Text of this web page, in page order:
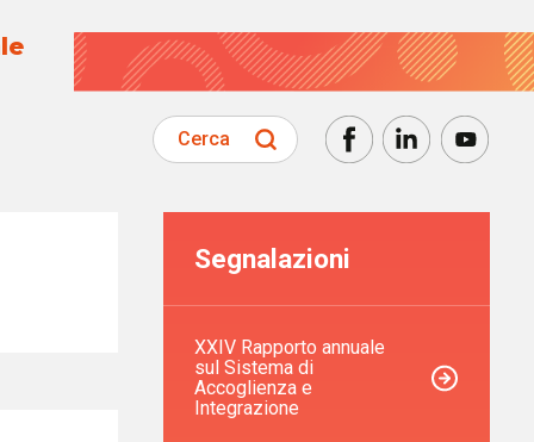
Cerca
Segnalazioni
XXIV Rapporto annuale
sul Sistema di
Accoglienza e
Integrazione